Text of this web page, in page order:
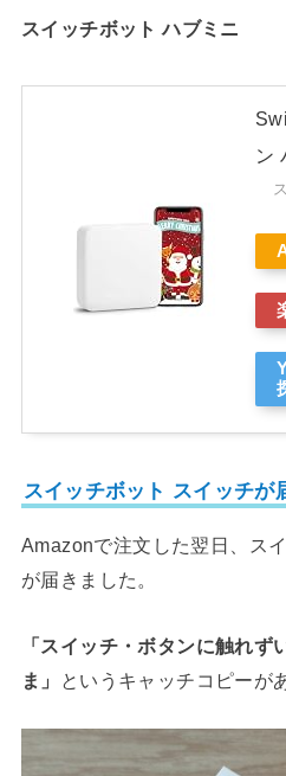
スイッチボット ハブミニ
ン
スイッチボット スイッチが
Amazonで注文した翌日、ス
が届きました。
「スイッチ・ボタンに触れず
ま」
というキャッチコピーが